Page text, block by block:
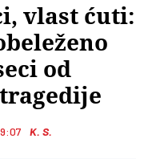
vlast ćuti:
od
K. S.